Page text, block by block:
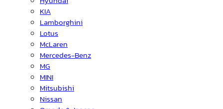
KIA
Lamborghini
Lotus
McLaren
Mercedes-Benz
MG
MINI
Mitsubishi
Nissan